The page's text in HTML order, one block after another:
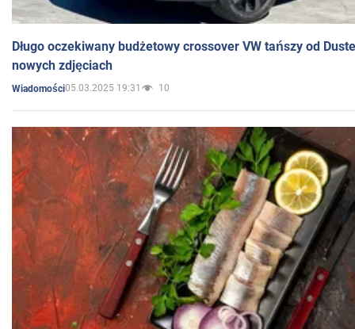
Długo oczekiwany budżetowy crossover VW tańszy od
nowych zdjęciach
Wiadomości05.03.2025 19:31 10